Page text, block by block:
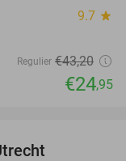
9.7 star
Regulier €43,20
€24,95